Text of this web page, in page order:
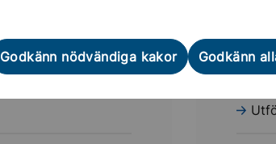
Godkänn nödvändiga kakor Godkänn